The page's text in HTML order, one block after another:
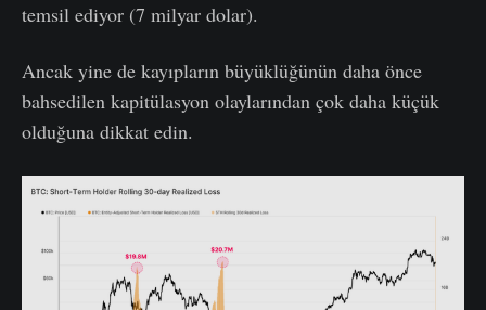
temsil ediyor (7 milyar dolar).
Ancak yine de kayıpların büyüklüğünün daha önce
bahsedilen kapitülasyon olaylarından çok daha küçük
olduğuna dikkat edin.